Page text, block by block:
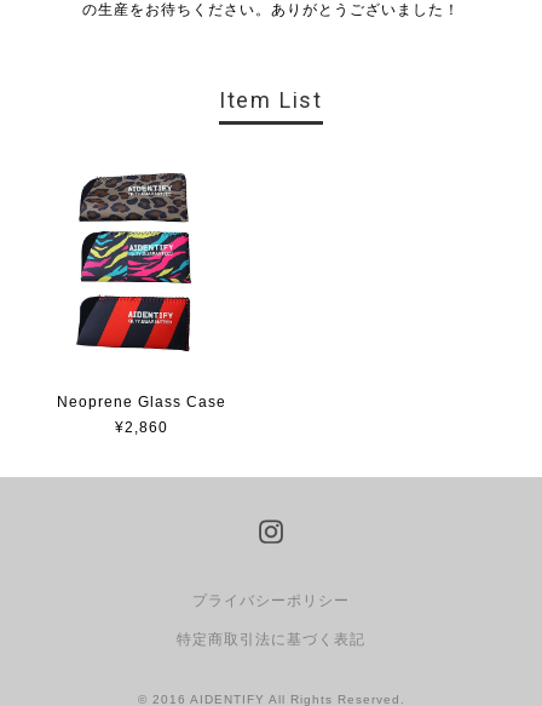
の生産をお待ちください。ありがとうございました！
Item List
Neoprene Glass Case
¥2,860
プライバシーポリシー
特定商取引法に基づく表記
© 2016 AIDENTIFY All Rights Reserved.